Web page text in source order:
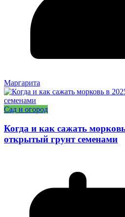
Маргарита
Сад и огород
Когда и как сажать
открытый грунт семенами